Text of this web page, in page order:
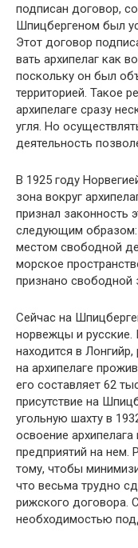
подписан договор,
Шпицбергеном был
Этот до­говор
вать архипелаг как
поскольку он был
территорией. Такое
архипелаге сразу
угля. Но
деятельность
В 1925 году
зона вокруг
признал законность
следующим образом:
местом свободной
морское
признано свободной
Сейчас на
норвежцы и
находится в
на архипелаге
его составляет 62
присутствие на
угольную шахту в
освоение
предприятий на нем.
тому, чтобы
что весьма трудно
рижского договора.
необходимостью